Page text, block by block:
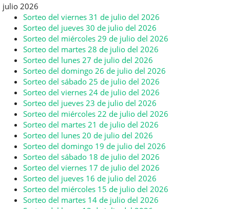
julio 2026
Sorteo del viernes 31 de julio del 2026
Sorteo del jueves 30 de julio del 2026
Sorteo del miércoles 29 de julio del 2026
Sorteo del martes 28 de julio del 2026
Sorteo del lunes 27 de julio del 2026
Sorteo del domingo 26 de julio del 2026
Sorteo del sábado 25 de julio del 2026
Sorteo del viernes 24 de julio del 2026
Sorteo del jueves 23 de julio del 2026
Sorteo del miércoles 22 de julio del 2026
Sorteo del martes 21 de julio del 2026
Sorteo del lunes 20 de julio del 2026
Sorteo del domingo 19 de julio del 2026
Sorteo del sábado 18 de julio del 2026
Sorteo del viernes 17 de julio del 2026
Sorteo del jueves 16 de julio del 2026
Sorteo del miércoles 15 de julio del 2026
Sorteo del martes 14 de julio del 2026